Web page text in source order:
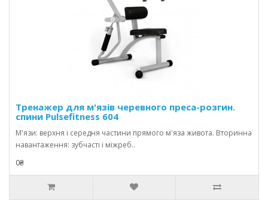
Тренажер для м'язів черевного преса-розгин.
спини Pulsefitness 604
М'язи: верхня і середня частини прямого м'яза живота. Вторинна
навантаження: зубчасті і міжреб..
0₴